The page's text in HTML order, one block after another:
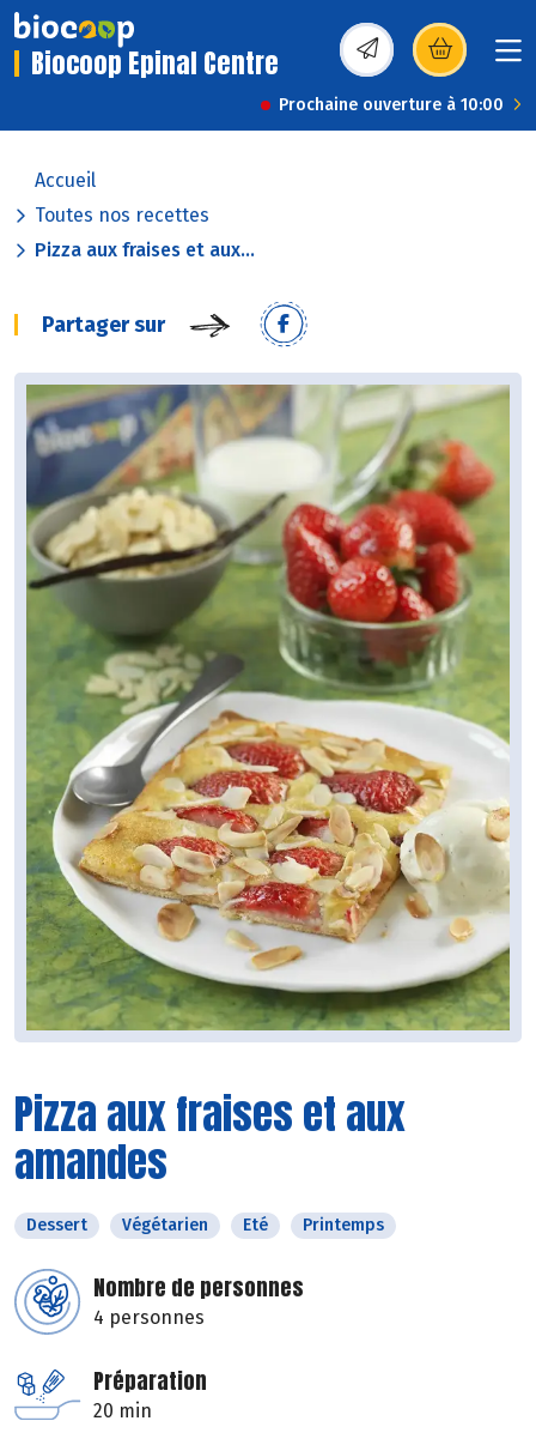
Biocoop Epinal Centre (s’ouvre dans une
Prochaine ouverture à 10:00
Accueil
Toutes nos recettes
Pizza aux fraises et aux...
Partager sur
Pizza aux fraises et aux
amandes
Dessert Végétarien Eté Printemps
Nombre de personnes
4 personnes
Préparation
20 min